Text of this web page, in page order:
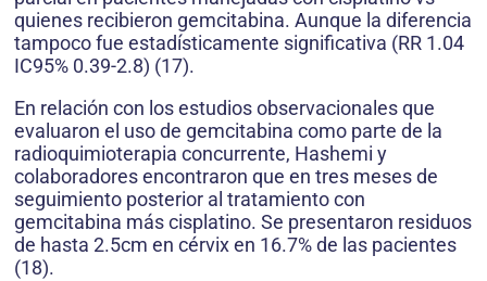
quienes recibieron gemcitabina. Aunque la diferencia
tampoco fue estadísticamente significativa (RR 1.04
IC95% 0.39-2.8) (17).
En relación con los estudios observacionales que
evaluaron el uso de gemcitabina como parte de la
radioquimioterapia concurrente, Hashemi y
colaboradores encontraron que en tres meses de
seguimiento posterior al tratamiento con
gemcitabina más cisplatino. Se presentaron residuos
de hasta 2.5cm en cérvix en 16.7% de las pacientes
(18).